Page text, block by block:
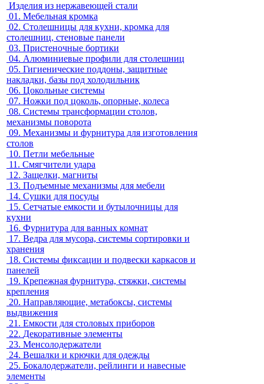
Изделия из нержавеющей стали
01. Мебельная кромка
02. Столешницы для кухни, кромка для
столешниц, стеновые панели
03. Пристеночные бортики
04. Алюминиевые профили для столешниц
05. Гигиенические поддоны, защитные
накладки, базы под холодильник
06. Цокольные системы
07. Ножки под цоколь, опорные, колеса
08. Системы трансформации столов,
механизмы поворота
09. Механизмы и фурнитура для изготовления
столов
10. Петли мебельные
11. Смягчители удара
12. Защелки, магниты
13. Подъемные механизмы для мебели
14. Сушки для посуды
15. Сетчатые емкости и бутылочницы для
кухни
16. Фурнитура для ванных комнат
17. Ведра для мусора, системы сортировки и
хранения
18. Системы фиксации и подвески каркасов и
панелей
19. Крепежная фурнитура, стяжки, системы
крепления
20. Направляющие, метабоксы, системы
выдвижения
21. Емкости для столовых приборов
22. Декоративные элементы
23. Менсолодержатели
24. Вешалки и крючки для одежды
25. Бокалодержатели, рейлинги и навесные
элементы